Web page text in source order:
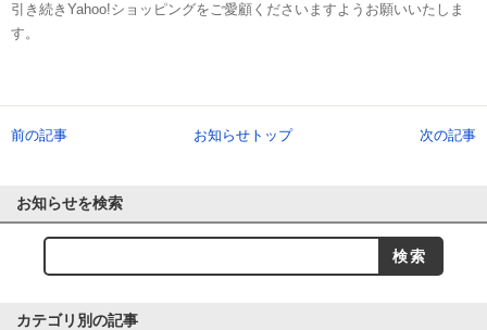
引き続きYahoo!ショッピングをご愛顧くださいますようお願いいたしま
す。
前の記事 お知らせトップ 次の記事
お知らせを検索
カテゴリ別の記事